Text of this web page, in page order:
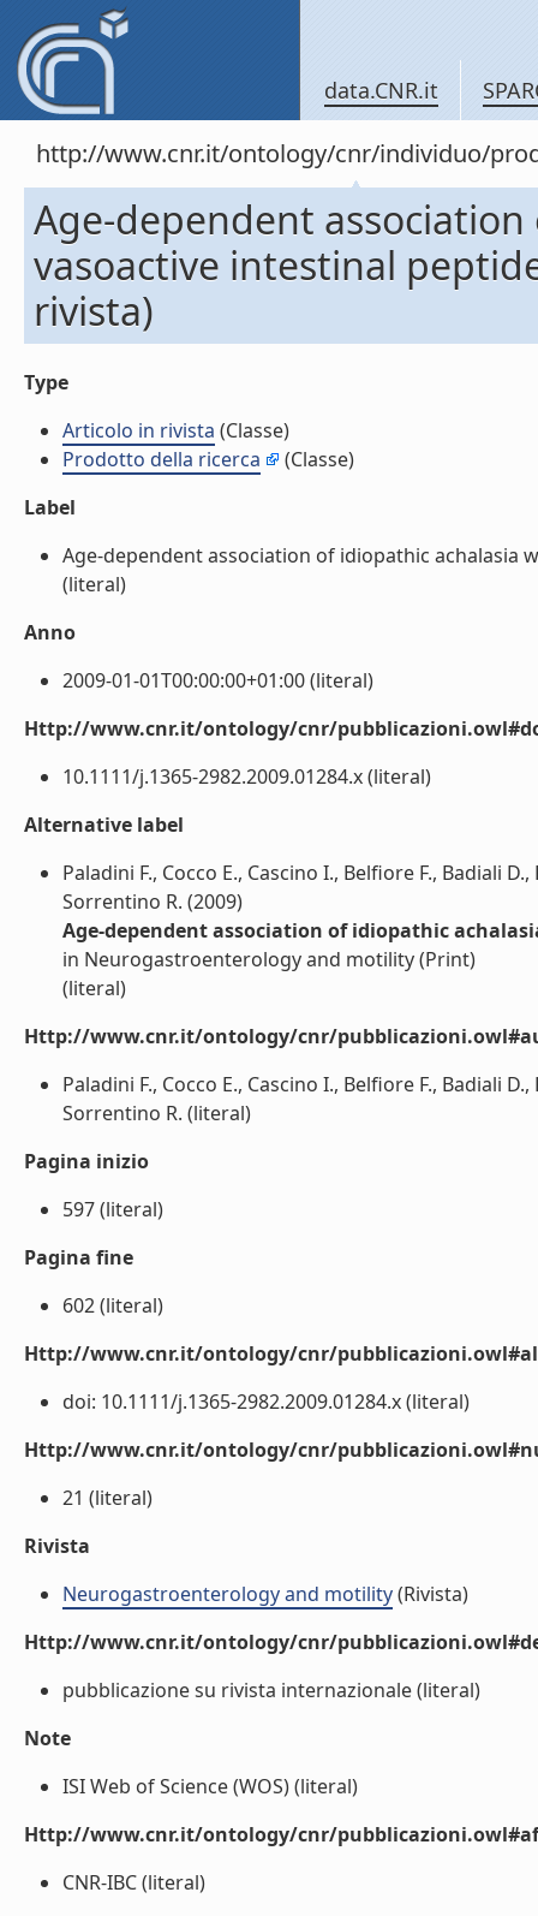
data.CNR.it
http://www.cnr.it/ontology/cnr/individuo/
Age-dependent
vasoactive intestinal
rivista)
Type
Articolo in rivista (Classe)
Prodotto della ricerca
(Classe)
Label
Age-dependent association of idiopathic achalasia
(literal)
Anno
2009-01-01T00:00:00+01:00 (literal)
Http://www.cnr.it/ontology/cnr/
10.1111/j.1365-2982.2009.01284.x (literal)
Alternative label
Paladini F., Cocco E., Cascino I., Belfiore F., Badiali
Sorrentino R. (2009)
Age-dependent association of idiopathic
in Neurogastroenterology and motility (Print)
(literal)
Http://www.cnr.it/ontology/cnr/
Paladini F., Cocco E., Cascino I., Belfiore F., Badiali
Sorrentino R. (literal)
Pagina inizio
597 (literal)
Pagina fine
602 (literal)
Http://www.cnr.it/ontology/cnr/
doi: 10.1111/j.1365-2982.2009.01284.x (literal)
Http://www.cnr.it/ontology/cnr/
21 (literal)
Rivista
Neurogastroenterology and motility(Rivista)
Http://www.cnr.it/ontology/cnr/
pubblicazione su rivista internazionale (literal)
Note
ISI Web of Science (WOS) (literal)
Http://www.cnr.it/ontology/cnr/
CNR-IBC (literal)